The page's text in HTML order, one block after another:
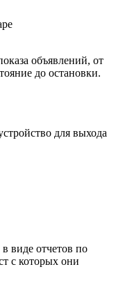
объявлений, от
до остановки.
для выхода
виде отчетов по
с которых они